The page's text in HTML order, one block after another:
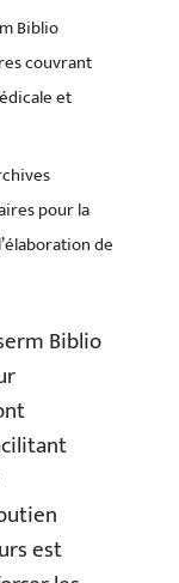
Biblio
couvrant
et
pour la
de
Biblio
est